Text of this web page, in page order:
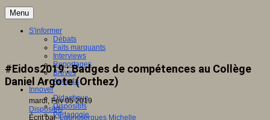
Menu
S'informer
Débats
Faits marquants
Interviews
Reportages
Brèves
Agenda
Innover
Didactique
Dispositifs
Pédagogie
#Eidos2019 : Badges de compétences au Collège
Daniel Argote (Orthez)
mardi, Fév 05 2019
Dispositifs
Écrit parLaurissergues Michelle